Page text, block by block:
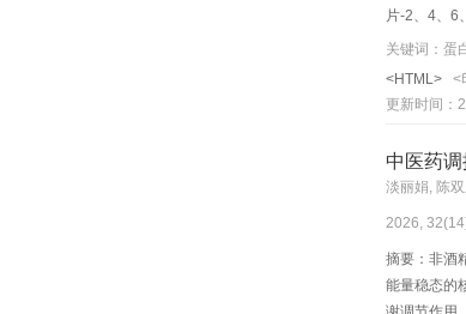
片-2、4、6
色观察肝组
化指标水
对差异蛋白
转移酶（
原蛋白（
α-SMA、
HA，LN水
差异蛋白呈
蛋白质组学
关键词：蛋
<HTML>
<
更新时间：
中医药
淡丽娟, 陈
2026,
摘要：非酒
能量稳态的